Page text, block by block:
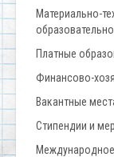
Материально-
Платные
Финансово-
Вакантные
Стипендии и